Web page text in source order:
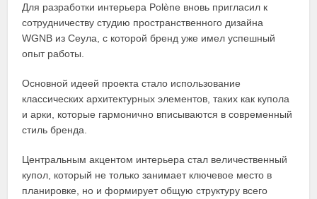
Для разработки интерьера Polène вновь пригласил к
сотрудничеству студию пространственного дизайна
WGNB из Сеула, с которой бренд уже имел успешный
опыт работы.
Основной идеей проекта стало использование
классических архитектурных элементов, таких как купола
и арки, которые гармонично вписываются в современный
стиль бренда.
Центральным акцентом интерьера стал величественный
купол, который не только занимает ключевое место в
планировке, но и формирует общую структуру всего